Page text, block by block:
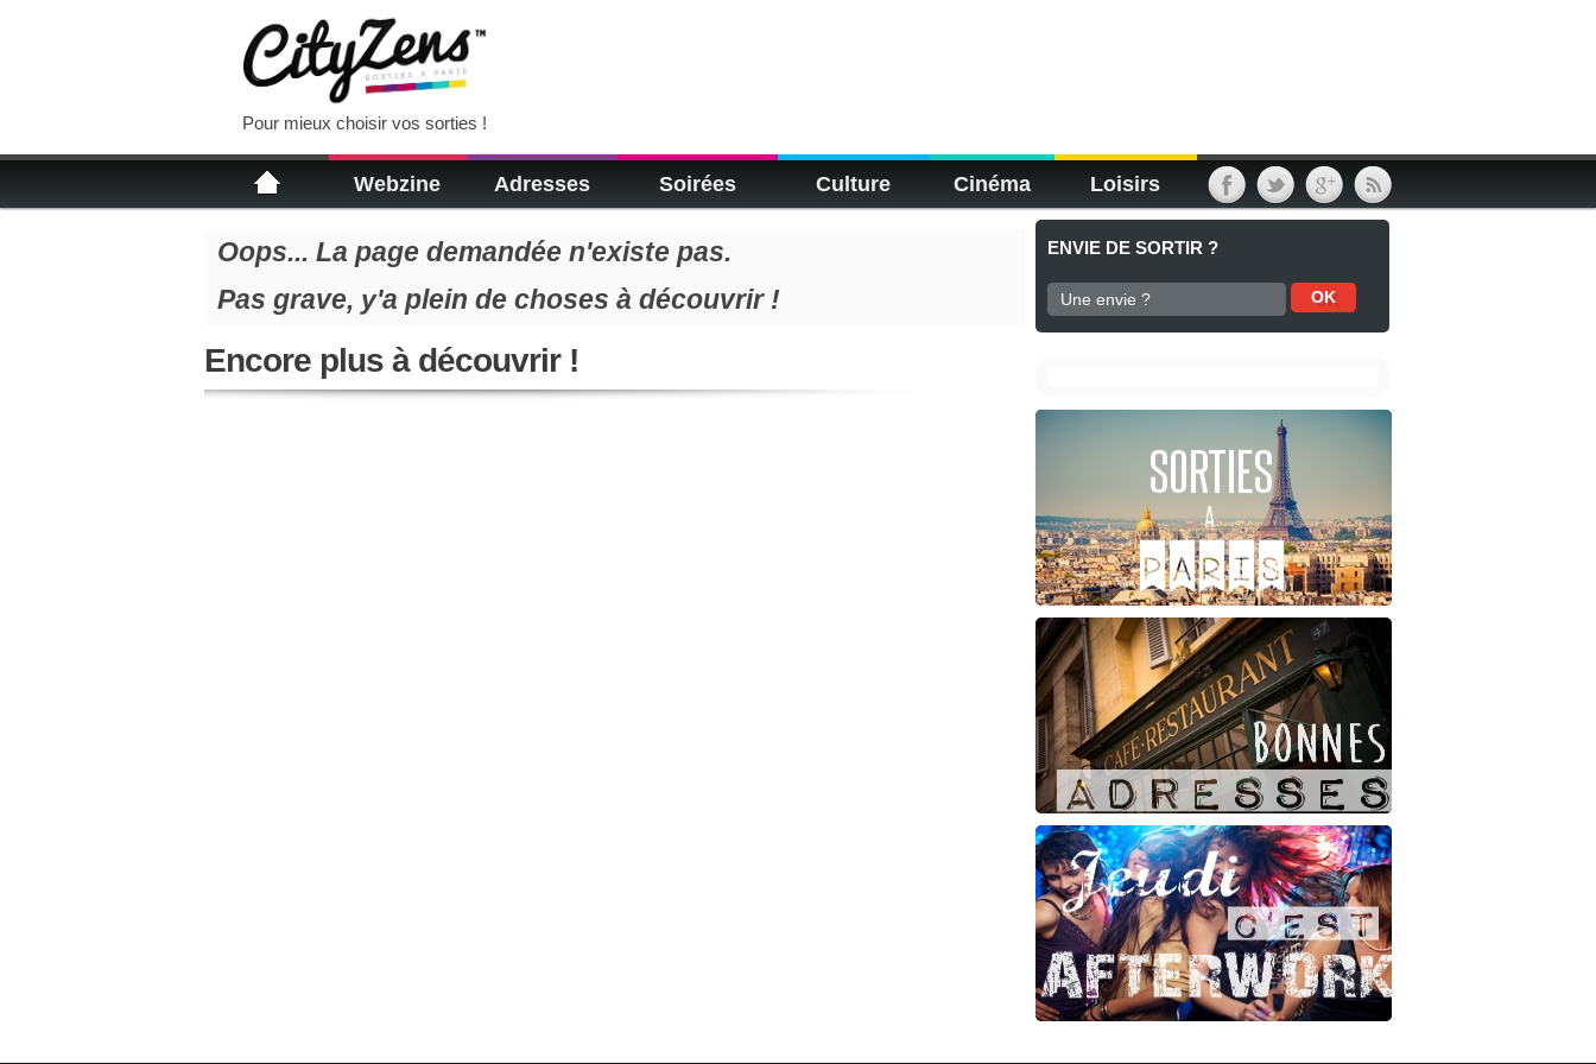
Pour mieux choisir vos sorties !
Webzine Adresses Soirées Culture Cinéma Loisirs
Oops... La page demandée n'existe pas.
Pas grave, y'a plein de choses à découvrir !
Encore plus à découvrir !
ENVIE DE SORTIR ?